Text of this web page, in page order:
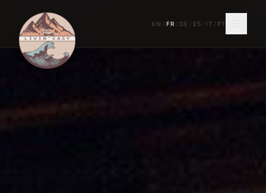
EN / FR / DE / ES / IT / PT